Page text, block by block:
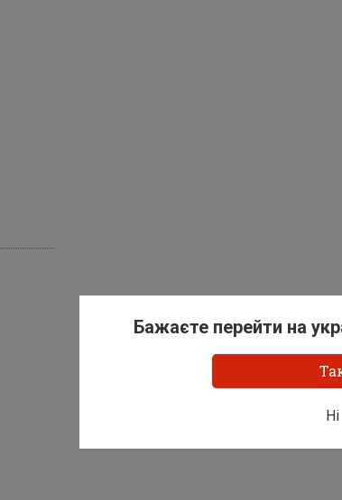
Бажаєте перейти на
Ні